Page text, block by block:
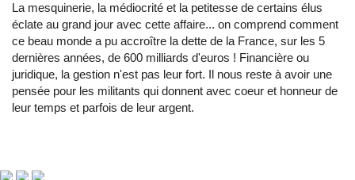
La mesquinerie, la médiocrité et la petitesse de certains élus
éclate au grand jour avec cette affaire... on comprend comment
ce beau monde a pu accroître la dette de la France, sur les 5
dernières années, de 600 milliards d'euros ! Financière ou
juridique, la gestion n'est pas leur fort. Il nous reste à avoir une
pensée pour les militants qui donnent avec coeur et honneur de
leur temps et parfois de leur argent.